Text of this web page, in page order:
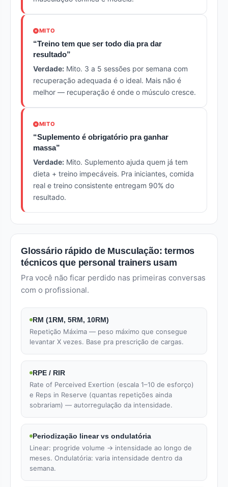
MITO
“Treino tem que ser todo dia pra dar
resultado”
Verdade: Mito. 3 a 5 sessões por semana com
recuperação adequada é o ideal. Mais não é
melhor — recuperação é onde o músculo cresce.
MITO
“Suplemento é obrigatório pra ganhar
massa”
Verdade: Mito. Suplemento ajuda quem já tem
dieta + treino impecáveis. Pra iniciantes, comida
real e treino consistente entregam 90% do
resultado.
Glossário rápido de Musculação: termos
técnicos que personal trainers usam
Pra você não ficar perdido nas primeiras conversas
com o profissional.
RM (1RM, 5RM, 10RM)
Repetição Máxima — peso máximo que consegue
levantar X vezes. Base pra prescrição de cargas.
RPE / RIR
Rate of Perceived Exertion (escala 1–10 de esforço)
e Reps in Reserve (quantas repetições ainda
sobrariam) — autorregulação da intensidade.
Periodização linear vs ondulatória
Linear: progride volume → intensidade ao longo de
meses. Ondulatória: varia intensidade dentro da
semana.